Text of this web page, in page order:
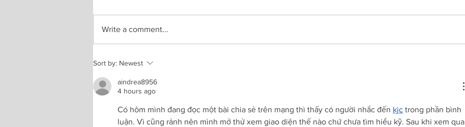
Opening Nalini Malani's brilliant
National Gallery London
Write a comment...
Sort by: Newest
aindrea8956
4 hours ago
Có hôm mình đang đọc một bài chia sẻ trên mạng thì thấy có người nhắc đến kjc trong phần bình
luận. Vì cũng rảnh nên mình mở thử xem giao diện thế nào chứ chưa tìm hiểu kỹ. Sau khi xem qua